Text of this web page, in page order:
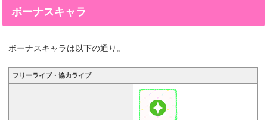
ボーナスキャラ
ボーナスキャラは以下の通り。
フリーライブ・協力ライブ